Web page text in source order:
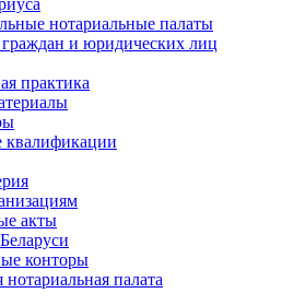
нотариальные палаты
и юридических лиц
практика
акты
конторы
нотариальная палата